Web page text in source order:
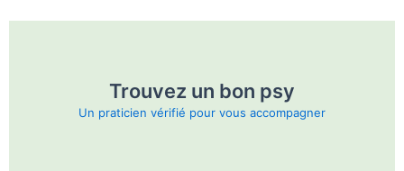
Trouvez un bon psy
Un praticien vérifié pour vous accompagner